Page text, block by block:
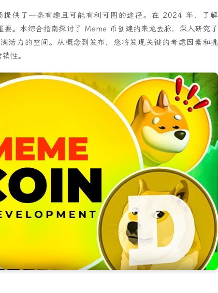
供了一条有趣且可能有利可图的途径。在 2024 年，了解
。本综合指南探讨了 Meme 币创建的来龙去脉，深入研究了
活力的空间。从概念到发布，您将发现关键的考虑因素和挑
性。